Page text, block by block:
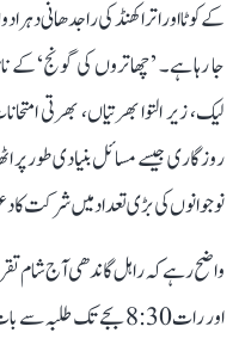
کے کوٹا اور اتراکھنڈ کی راجدھانی
جا رہا ہے۔ ’چھاتروں کی گونج‘
لیک، زیر التوا بھرتیاں، بھرتی
روزگاری جیسے مسائل بنیادی طور
نوجوانوں کی بڑی تعداد میں شرکت کا
اور رات 8:30 بجے تک